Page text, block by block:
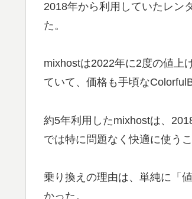
2018年から利用していたレン
た。
mixhostは2022年に2度の値上
ていて、価格も手頃な
約5年利用したmixhostは、
では特に問題なく快適に使う
乗り換えの理由は、単純に「
かった。